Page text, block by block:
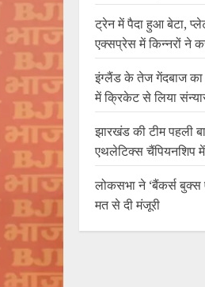
ट्रेन में पैदा हुआ बेटा,
एक्सप्रेस में किन्नरों ने
इंग्लैंड के तेज गेंदबाज
में क्रिकेट से लिया
झारखंड की टीम पहली
एथलेटिक्स चैंपियनशिप
लोकसभा ने ‘बैंकर्स बुक्स
मत से दी मंजूरी